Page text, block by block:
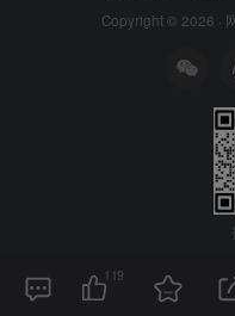
Copyright © 2026 ·
119